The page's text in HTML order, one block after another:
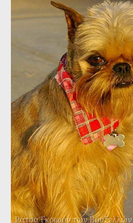
Ράτσα Γκριφόν των Βρυξελλών